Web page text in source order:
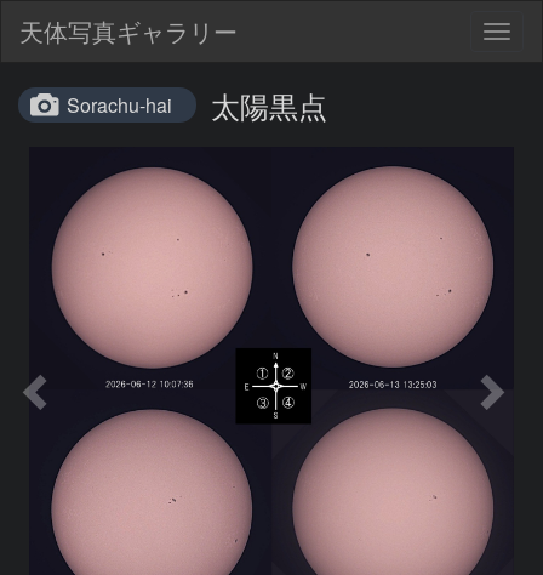
天体写真ギャラリー
Sorachu-hai 太陽黒点